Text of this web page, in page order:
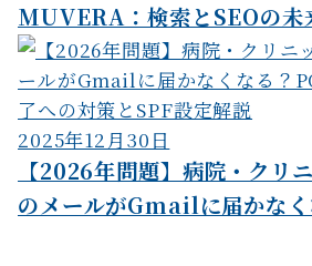
MUVERA：検索とSEOの未
2025年12月30日
【2026年問題】病院・クリ
のメールがGmailに届かな